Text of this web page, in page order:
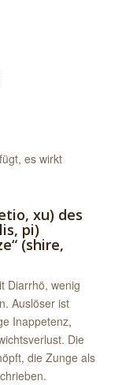
es wirkt
xu) des
pi)
(shire,
Diarrhö, wenig
Auslöser ist
Inappetenz,
Die
die Zunge als